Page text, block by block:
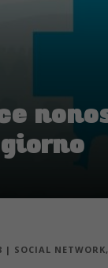
| SOCIAL NETWORK,